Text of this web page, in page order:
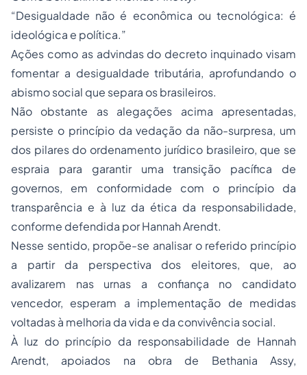
“Desigualdade não é econômica ou tecnológica: é
ideológica e política.”
Ações como as advindas do decreto inquinado visam
fomentar a desigualdade tributária, aprofundando o
abismo social que separa os brasileiros.
Não obstante as alegações acima apresentadas,
persiste o princípio da vedação da não-surpresa, um
dos pilares do ordenamento jurídico brasileiro, que se
espraia para garantir uma transição pacífica de
governos, em conformidade com o princípio da
transparência e à luz da ética da responsabilidade,
conforme defendida por Hannah Arendt.
Nesse sentido, propõe-se analisar o referido princípio
a partir da perspectiva dos eleitores, que, ao
avalizarem nas urnas a confiança no candidato
vencedor, esperam a implementação de medidas
voltadas à melhoria da vida e da convivência social.
À luz do princípio da responsabilidade de Hannah
Arendt, apoiados na obra de Bethania Assy,